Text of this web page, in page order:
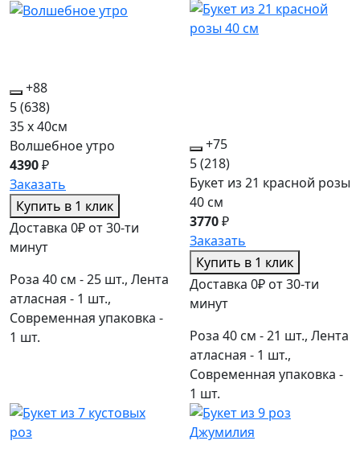
+88
5(638)
35 x 40см
Волшебное утро
4390₽
Заказать
Купить в 1 клик
Доставка 0₽ от 30-ти
минут
Роза 40 см - 25 шт., Лента
атласная - 1 шт.,
Современная упаковка -
1 шт.
+75
5(218)
Букет из 21 красной розы
40 см
3770₽
Заказать
Купить в 1 клик
Доставка 0₽ от 30-ти
минут
Роза 40 см - 21 шт., Лента
атласная - 1 шт.,
Современная упаковка -
1 шт.